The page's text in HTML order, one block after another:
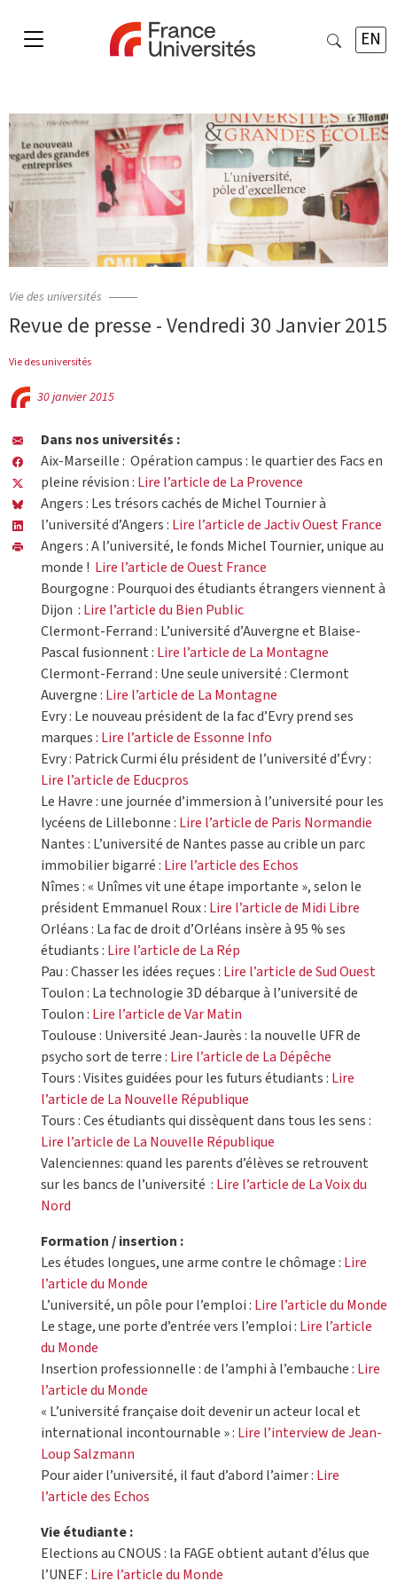
EN
Vie des universités
Revue de presse - Vendredi 30 Janvier 2015
Vie des universités
30 janvier 2015
Dans nos universités :
Aix-Marseille : Opération campus : le quartier des Facs en
pleine révision : Lire l’article de La Provence
Angers : Les trésors cachés de Michel Tournier à
l’université d’Angers : Lire l’article de Jactiv Ouest France
Angers : A l’université, le fonds Michel Tournier, unique au
monde ! Lire l’article de Ouest France
Bourgogne : Pourquoi des étudiants étrangers viennent à
Dijon : Lire l’article du Bien Public
Clermont-Ferrand : L’université d’Auvergne et Blaise-
Pascal fusionnent : Lire l’article de La Montagne
Clermont-Ferrand : Une seule université : Clermont
Auvergne : Lire l’article de La Montagne
Evry : Le nouveau président de la fac d’Evry prend ses
marques : Lire l’article de Essonne Info
Evry : Patrick Curmi élu président de l’université d’Évry :
Lire l’article de Educpros
Le Havre : une journée d’immersion à l’université pour les
lycéens de Lillebonne : Lire l’article de Paris Normandie
Nantes : L’université de Nantes passe au crible un parc
immobilier bigarré : Lire l’article des Echos
Nîmes : « Unîmes vit une étape importante », selon le
président Emmanuel Roux : Lire l’article de Midi Libre
Orléans : La fac de droit d’Orléans insère à 95 % ses
étudiants : Lire l’article de La Rép
Pau : Chasser les idées reçues : Lire l’article de Sud Ouest
Toulon : La technologie 3D débarque à l’université de
Toulon : Lire l’article de Var Matin
Toulouse : Université Jean-Jaurès : la nouvelle UFR de
psycho sort de terre : Lire l’article de La Dépêche
Tours : Visites guidées pour les futurs étudiants : Lire
l’article de La Nouvelle République
Tours : Ces étudiants qui dissèquent dans tous les sens :
Lire l’article de La Nouvelle République
Valenciennes: quand les parents d’élèves se retrouvent
sur les bancs de l’université : Lire l’article de La Voix du
Nord
Formation / insertion :
Les études longues, une arme contre le chômage : Lire
l’article du Monde
L’université, un pôle pour l’emploi : Lire l’article du Monde
Le stage, une porte d’entrée vers l’emploi : Lire l’article
du Monde
Insertion professionnelle : de l’amphi à l’embauche : Lire
l’article du Monde
« L’université française doit devenir un acteur local et
international incontournable » : Lire l’interview de Jean-
Loup Salzmann
Pour aider l’université, il faut d’abord l’aimer : Lire
l’article des Echos
Vie étudiante :
Elections au CNOUS : la FAGE obtient autant d’élus que
l’UNEF : Lire l’article du Monde